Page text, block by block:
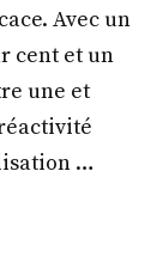
Avec un
cent et un
une et
…